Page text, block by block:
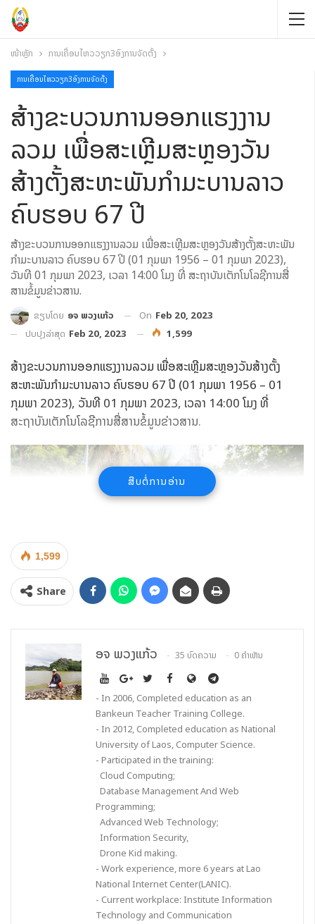
ໜ້າຫຼັກ ການເຄື່ອນໄຫວວຽກ3ອົງການຈັດຕັ້ງ
ການເຄື່ອນໄຫວວຽກ3ອົງການຈັດຕັ້ງ
ສ້າງຂະບວນການອອກແຮງງານ
ລວມ ເພື່ອສະເຫຼີມສະຫຼອງວັນ
ສ້າງຕັ້ງສະຫະພັນກໍາມະບານລາວ
ຄົບຮອບ 67 ປີ
ສ້າງຂະບວນການອອກແຮງງານລວມ ເພື່ອສະເຫຼີມສະຫຼອງວັນສ້າງຕັ້ງສະຫະພັນ
ກໍາມະບານລາວ ຄົບຮອບ 67 ປີ (01 ກຸມພາ 1956 – 01 ກຸມພາ 2023),
ວັນທີ 01 ກຸມພາ 2023, ເວລາ 14:00 ໂມງ ທີ່ ສະຖາບັນເຕັກໂນໂລຊີການສື່
ສານຂໍ້ມູນຂ່າວສານ.
ຂຽນໂດຍ ອຈ ພວງແກ້ວ On Feb 20, 2023
ປັບປຸງລ່າສຸດ Feb 20, 2023 1,599
ສ້າງຂະບວນການອອກແຮງງານລວມ ເພື່ອສະເຫຼີມສະຫຼອງວັນສ້າງຕັ້ງ
ສະຫະພັນກໍາມະບານລາວ ຄົບຮອບ 67 ປີ (01 ກຸມພາ 1956 – 01
ກຸມພາ 2023), ວັນທີ 01 ກຸມພາ 2023, ເວລາ 14:00 ໂມງ ທີ່
ສະຖາບັນເຕັກໂນໂລຊີການສື່ສານຂໍ້ມູນຂ່າວສານ.
ສືບຕໍ່ການອ່ານ
1,599
Share
ອຈ ພວງແກ້ວ 35 ບົດຄວາມ 0 ຄຳເຫັນ
- In 2006, Completed education as an
Bankeun Teacher Training College.
- In 2012, Completed education as National
University of Laos, Computer Science.
- Participated in the training:
Cloud Computing;
Database Management And Web
Programming;
Advanced Web Technology;
Information Security,
Drone Kid making.
- Work experience, more 6 years at Lao
National Internet Center(LANIC).
- Current workplace: Institute Information
Technology and Communication